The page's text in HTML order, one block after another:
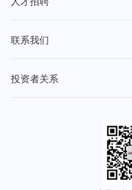
联系我们
投资者关系